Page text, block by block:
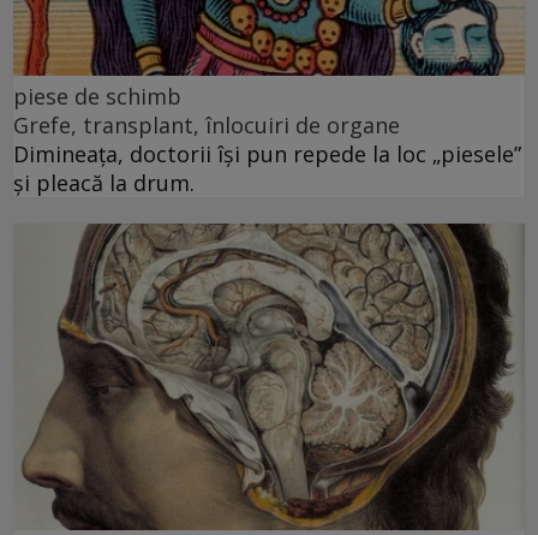
piese de schimb
Grefe, transplant, înlocuiri de organe
Dimineața, doctorii își pun repede la loc „piesele”
și pleacă la drum.